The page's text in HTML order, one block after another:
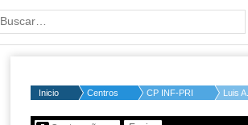
Palabra o frase:
Inicio Centros CP INF-PRI PABLO NER...
Luis A.